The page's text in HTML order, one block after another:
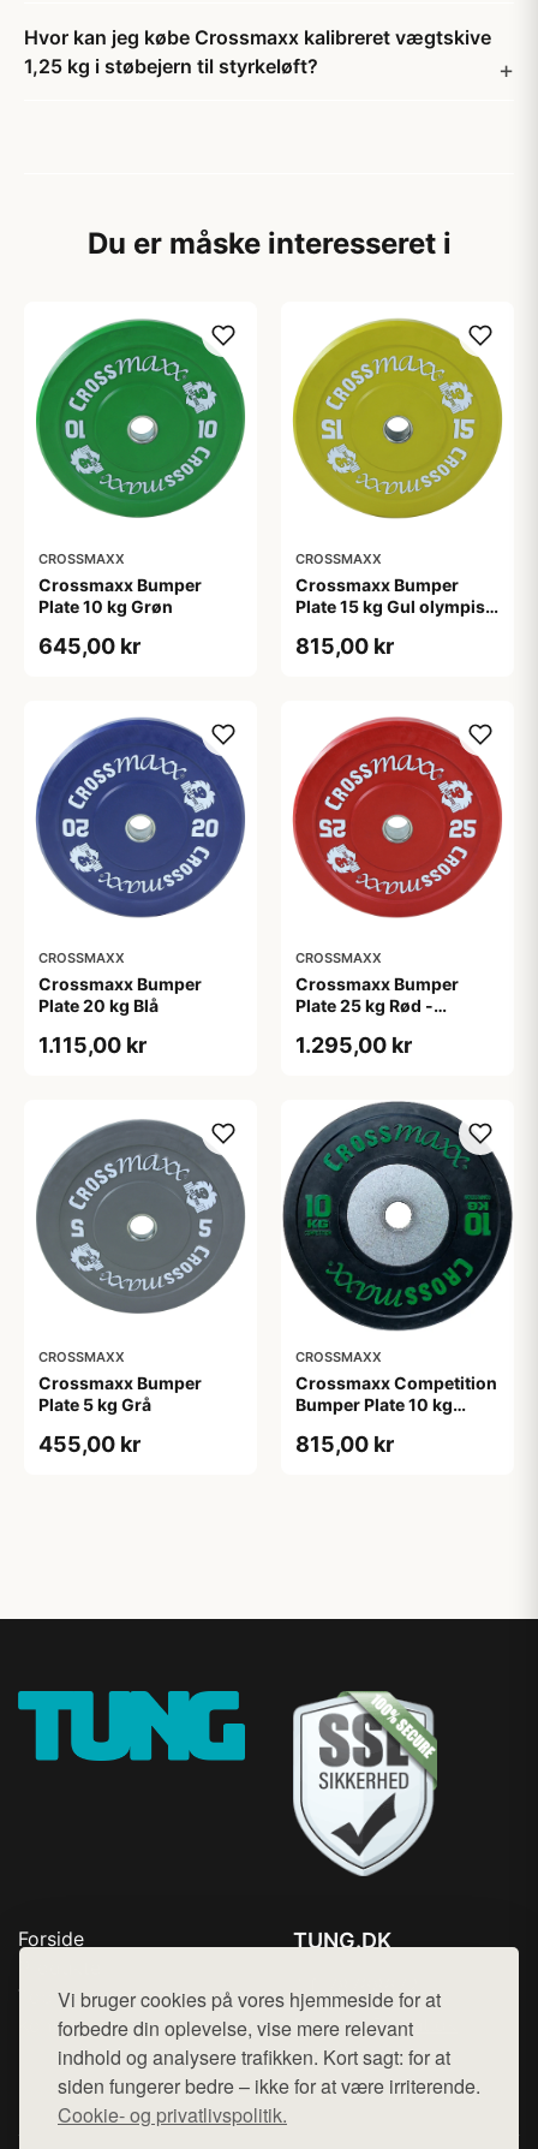
Vi bruger cookies på vores hjemmeside for at
forbedre din oplevelse, vise mere relevant
indhold og analysere trafikken. Kort sagt: for at
siden fungerer bedre – ikke for at være irriterende.
Cookie- og privatlivspolitik.
Hvor kan jeg købe Crossmaxx kalibreret vægtskive
1,25 kg i støbejern til styrkeløft?
Du er måske interesseret i
CROSSMAXX
Crossmaxx Bumper
Plate 10 kg Grøn
645,00 kr
CROSSMAXX
Crossmaxx Bumper
Plate 15 kg Gul olympisk
815,00 kr
CROSSMAXX
Crossmaxx Bumper
Plate 20 kg Blå
1.115,00 kr
CROSSMAXX
Crossmaxx Bumper
Plate 25 kg Rød -
cm, 50 mm hul
1.295,00 kr
CROSSMAXX
Crossmaxx Bumper
Plate 5 kg Grå
455,00 kr
CROSSMAXX
Crossmaxx Competition
Bumper Plate 10 kg
815,00 kr
Forside
Top Rabatter
Kontakt
TUNG.DK
Mail: hej@want.dk
Cookie- og privatlivspolitik